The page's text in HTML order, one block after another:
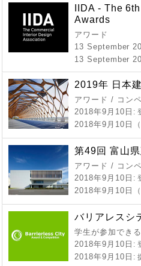
IIDA - The
Awards
アワード
13 September
13 September
2019年 日本
アワード / コン
2018年9月10日 :
2018年9月10日
第49回 富山
アワード / コン
2018年9月10日 :
2018年9月10日
バリアレスシ
学生が参加でき
2018年9月10日 :
2018年9月10日 :